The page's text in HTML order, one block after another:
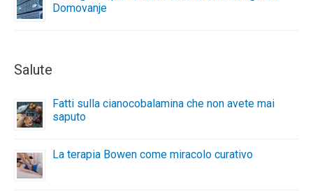
Domovanje
Salute
Fatti sulla cianocobalamina che non avete mai
saputo
La terapia Bowen come miracolo curativo